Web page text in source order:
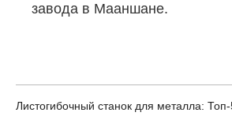
завода в Мааншане.
Листогибочный станок для металла: